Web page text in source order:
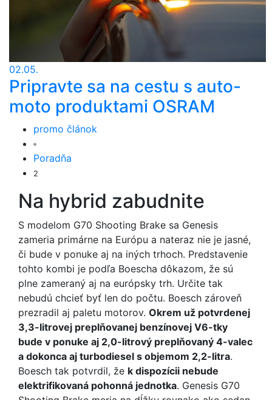
02.05.
Pripravte sa na cestu s auto-
moto produktami OSRAM
promo článok
Poradňa
2
Na hybrid zabudnite
S modelom G70 Shooting Brake sa Genesis
zameria primárne na Európu a nateraz nie je jasné,
či bude v ponuke aj na iných trhoch. Predstavenie
tohto kombi je podľa Boescha dôkazom, že sú
plne zameraný aj na európsky trh. Určite tak
nebudú chcieť byť len do počtu. Boesch zároveň
prezradil aj paletu motorov. Okrem už potvrdenej
3,3-litrovej preplňovanej benzínovej V6-tky
bude v ponuke aj 2,0-litrový preplňovaný 4-valec
a dokonca aj turbodiesel s objemom 2,2-litra.
Boesch tak potvrdil, že k dispozícii nebude
elektrifikovaná pohonná jednotka. Genesis G70